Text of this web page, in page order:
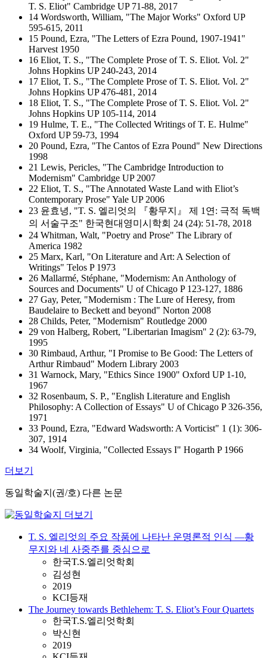
T. S. Eliot" Cambridge UP 71-88, 2017
14 Wordsworth, William, "The Major Works" Oxford UP
595-615, 2011
15 Pound, Ezra, "The Letters of Ezra Pound, 1907-1941"
Harvest 1950
16 Eliot, T. S., "The Complete Prose of T. S. Eliot. Vol. 2"
Johns Hopkins UP 240-243, 2014
17 Eliot, T. S., "The Complete Prose of T. S. Eliot. Vol. 2"
Johns Hopkins UP 476-481, 2014
18 Eliot, T. S., "The Complete Prose of T. S. Eliot. Vol. 2"
Johns Hopkins UP 105-114, 2014
19 Hulme, T. E., "The Collected Writings of T. E. Hulme"
Oxford UP 59-73, 1994
20 Pound, Ezra, "The Cantos of Ezra Pound" New Directions
1998
21 Lewis, Pericles, "The Cambridge Introduction to
Modernism" Cambridge UP 2007
22 Eliot, T. S., "The Annotated Waste Land with Eliot’s
Contemporary Prose" Yale UP 2006
23 윤효녕, "T. S. 엘리엇의 『황무지』 제 1연: 극적 독백
의 서술구조" 한국현대영미시학회 24 (24): 51-78, 2018
24 Whitman, Walt, "Poetry and Prose" The Library of
America 1982
25 Marx, Karl, "On Literature and Art: A Selection of
Writings" Telos P 1973
26 Mallarmé, Stéphane, "Modernism: An Anthology of
Sources and Documents" U of Chicago P 123-127, 1886
27 Gay, Peter, "Modernism : The Lure of Heresy, from
Baudelaire to Beckett and beyond" Norton 2008
28 Childs, Peter, "Modernism" Routledge 2000
29 von Halberg, Robert, "Libertarian Imagism" 2 (2): 63-79,
1995
30 Rimbaud, Arthur, "I Promise to Be Good: The Letters of
Arthur Rimbaud" Modern Library 2003
31 Warnock, Mary, "Ethics Since 1900" Oxford UP 1-10,
1967
32 Rosenbaum, S. P., "English Literature and English
Philosophy: A Collection of Essays" U of Chicago P 326-356,
1971
33 Pound, Ezra, "Edward Wadsworth: A Vorticist" 1 (1): 306-
307, 1914
34 Woolf, Virginia, "Collected Essays I" Hogarth P 1966
더보기
동일학술지(권/호) 다른 논문
T. S. 엘리엇의 주요 작품에 나타난 운명론적 인식 ―황
무지와 네 사중주를 중심으로
한국T.S.엘리엇학회
김성현
2019
KCI등재
The Journey towards Bethlehem: T. S. Eliot’s Four Quartets
한국T.S.엘리엇학회
박신현
2019